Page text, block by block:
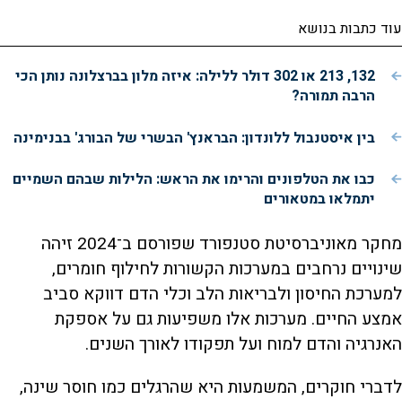
עוד כתבות בנושא
132, 213 או 302 דולר ללילה: איזה מלון בברצלונה נותן הכי
הרבה תמורה?
בין איסטנבול ללונדון: הבראנץ' הבשרי של הבורג' בבנימינה
כבו את הטלפונים והרימו את הראש: הלילות שבהם השמיים
יתמלאו במטאורים
מחקר מאוניברסיטת סטנפורד שפורסם ב־2024 זיהה
שינויים נרחבים במערכות הקשורות לחילוף חומרים,
למערכת החיסון ולבריאות הלב וכלי הדם דווקא סביב
אמצע החיים. מערכות אלו משפיעות גם על אספקת
האנרגיה והדם למוח ועל תפקודו לאורך השנים.
לדברי חוקרים, המשמעות היא שהרגלים כמו חוסר שינה,